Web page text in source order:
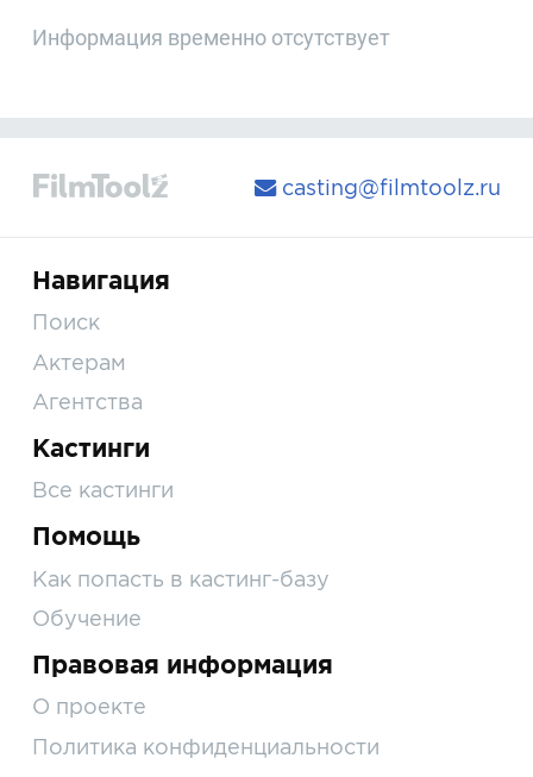
Информация временно отсутствует
casting@filmtoolz.ru
Навигация
Поиск
Актерам
Агентства
Кастинги
Все кастинги
Помощь
Как попасть в кастинг-базу
Обучение
Правовая информация
О проекте
Политика конфиденциальности